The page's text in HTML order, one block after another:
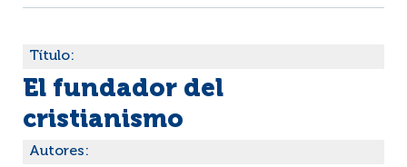
Título:
El fundador del
cristianismo
Autores: